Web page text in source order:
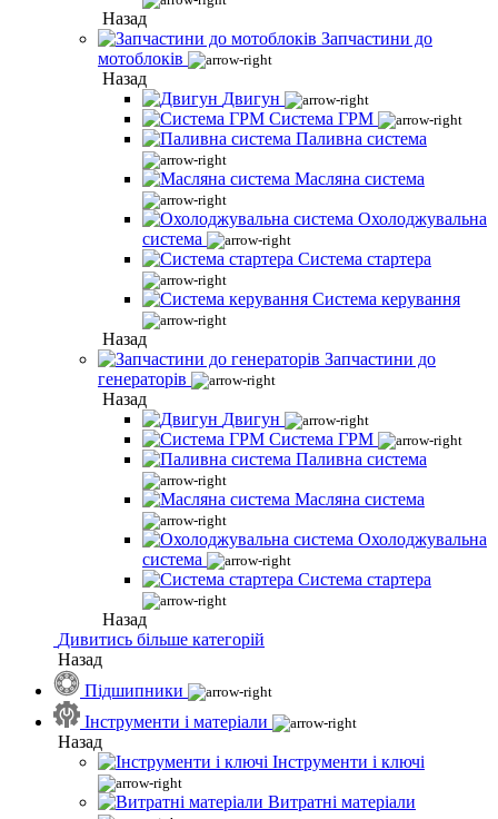
Назад
Запчастини до
мотоблоків
Назад
Двигун
Система ГРМ
Паливна система
Масляна система
Охолоджувальна
система
Система стартера
Система керування
Назад
Запчастини до
генераторів
Назад
Двигун
Система ГРМ
Паливна система
Масляна система
Охолоджувальна
система
Система стартера
Назад
Дивитись більше категорій
Назад
Підшипники
Інструменти і матеріали
Назад
Інструменти і ключі
Витратні матеріали